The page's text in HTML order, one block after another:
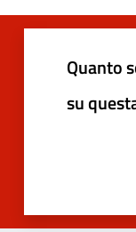
Quanto
su